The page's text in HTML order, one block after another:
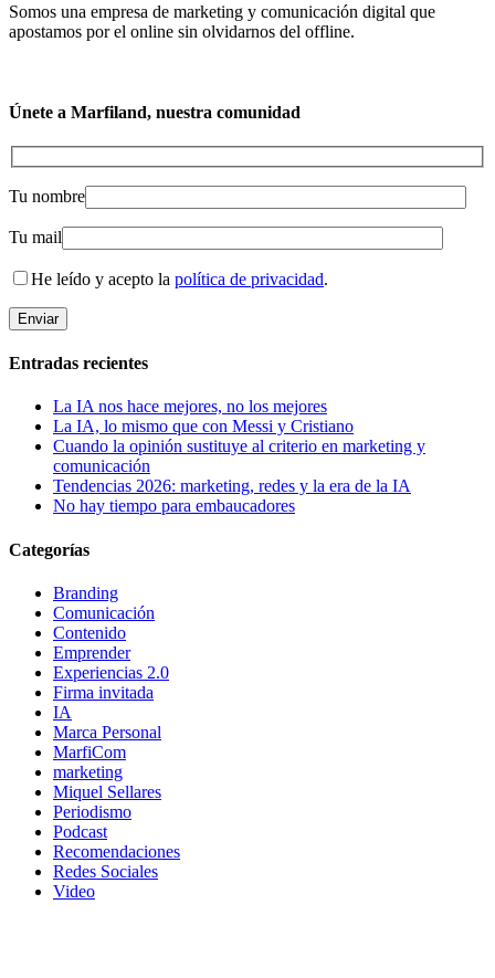
Somos una empresa de marketing y comunicación digital que
apostamos por el online sin olvidarnos del offline.
Únete a Marfiland, nuestra comunidad
Tu nombre
Tu mail
He leído y acepto la política de privacidad.
Entradas recientes
La IA nos hace mejores, no los mejores
La IA, lo mismo que con Messi y Cristiano
Cuando la opinión sustituye al criterio en marketing y
comunicación
Tendencias 2026: marketing, redes y la era de la IA
No hay tiempo para embaucadores
Categorías
Branding
Comunicación
Contenido
Emprender
Experiencias 2.0
Firma invitada
IA
Marca Personal
MarfiCom
marketing
Miquel Sellares
Periodismo
Podcast
Recomendaciones
Redes Sociales
Video